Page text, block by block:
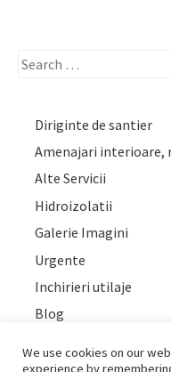
Search
Diriginte de santier
Amenajari interioare,
Alte Servicii
Hidroizolatii
Galerie Imagini
Urgente
Inchirieri utilaje
Blog
We use cookies on our
experience by